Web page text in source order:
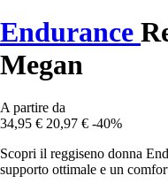
Endurance
Megan
A partire da
34,95 € 20,97 € -40%
Scopri il reggiseno donna
supporto ottimale e un